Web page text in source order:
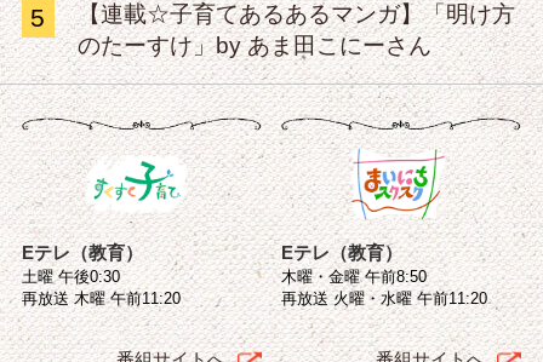
5
【連載☆子育てあるあるマンガ】「明け方
のたーすけ」by あま田こにーさん
Eテレ（教育）
土曜 午後0:30
再放送 木曜 午前11:20
Eテレ（教育）
木曜・金曜 午前8:50
再放送 火曜・水曜 午前11:20